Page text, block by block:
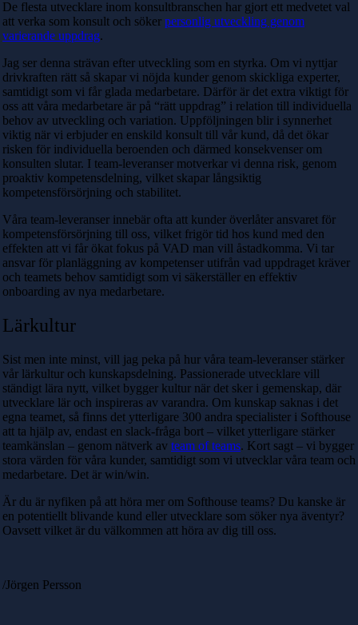
De flesta utvecklare inom konsultbranschen har gjort ett medvetet val
att verka som konsult och söker personlig utveckling genom
varierande uppdrag.
Jag ser denna strävan efter utveckling som en styrka. Om vi nyttjar
drivkraften rätt så skapar vi nöjda kunder genom skickliga experter,
samtidigt som vi får glada medarbetare. Därför är det extra viktigt för
oss att våra medarbetare är på “rätt uppdrag” i relation till individuella
behov av utveckling och variation. Uppföljningen blir i synnerhet
viktig när vi erbjuder en enskild konsult till vår kund, då det ökar
risken för individuella beroenden och därmed konsekvenser om
konsulten slutar. I team-leveranser motverkar vi denna risk, genom
proaktiv kompetensdelning, vilket skapar långsiktig
kompetensförsörjning och stabilitet.
Våra team-leveranser innebär ofta att kunder överlåter ansvaret för
kompetensförsörjning till oss, vilket frigör tid hos kund med den
effekten att vi får ökat fokus på VAD man vill åstadkomma. Vi tar
ansvar för planläggning av kompetenser utifrån vad uppdraget kräver
och teamets behov samtidigt som vi säkerställer en effektiv
onboarding av nya medarbetare.
Lärkultur
Sist men inte minst, vill jag peka på hur våra team-leveranser stärker
vår lärkultur och kunskapsdelning. Passionerade utvecklare vill
ständigt lära nytt, vilket bygger kultur när det sker i gemenskap, där
utvecklare lär och inspireras av varandra. Om kunskap saknas i det
egna teamet, så finns det ytterligare 300 andra specialister i Softhouse
att ta hjälp av, endast en slack-fråga bort – vilket ytterligare stärker
teamkänslan – genom nätverk av team of teams. Kort sagt – vi bygger
stora värden för våra kunder, samtidigt som vi utvecklar våra team och
medarbetare. Det är win/win.
Är du är nyfiken på att höra mer om Softhouse teams? Du kanske är
en potentiellt blivande kund eller utvecklare som söker nya äventyr?
Oavsett vilket är du välkommen att höra av dig till oss.
/Jörgen Persson